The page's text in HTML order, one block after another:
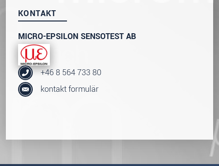
KONTAKT
MICRO-EPSILON SENSOTEST AB
+46 8 564 733 80
kontakt formulär